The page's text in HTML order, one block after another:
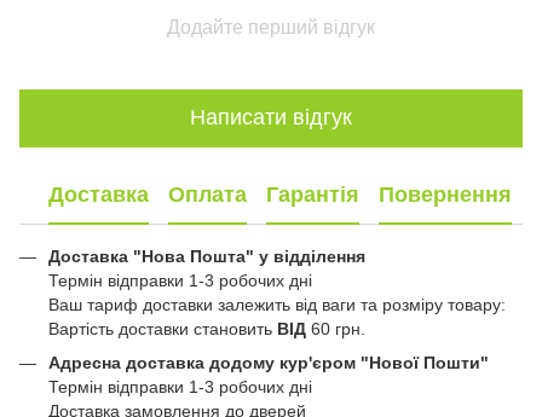
Додайте перший відгук
Написати відгук
Доставка Оплата Гарантія Повернення
Доставка "Нова Пошта" у відділення
Термін відправки 1-3 робочих дні
Ваш тариф доставки залежить від ваги та розміру товару:
Вартість доставки становить ВІД 60 грн.
Адресна доставка додому кур'єром "Нової Пошти"
Термін відправки 1-3 робочих дні
Доставка замовлення до дверей